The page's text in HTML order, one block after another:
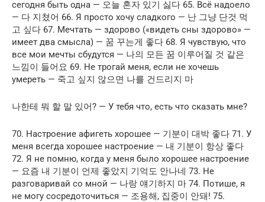
сегодня быть одна — 오늘 혼자 있기 싫다 65. Всё надоело
— 다 지쳤어 66. Я просто хочу сладкого — 난 그냥 단것 먹
고 싶다 67. Мечтать — здорово («видеть сны здорово» —
имеет два смысла) — 꿈 꾸는게 좋다 68. Я чувствую, что
все мои мечты сбудутся — 나의 모든 꿈 이루어질 것 같은
느낌이 들어요 69. Не трогай меня, если не хочешь
умереть — 죽고 싶지 않으면 나를 건드리지 마
나한테 뭐 할 말 있어? — У тебя что, есть что сказать мне?
70. Настроение афигеть хорошее — 기분이 대박 좋다 71. У
меня всегда хорошее настроение — 내 기분이 항상 좋다
72. Я не помню, когда у меня было хорошее настроение
— 요즘 내 기분이 언제 좋았지 기억도 안나네 73. Не
разговаривай со мной — 나랑 얘기하지 마 74. Потише, я
не могу сосредоточиться — 조용해, 집중이 안돼! 75.